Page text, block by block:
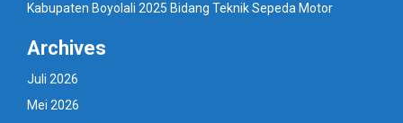
Kabupaten Boyolali 2025 Bidang Teknik Sepeda Motor
Archives
Juli 2026
Mei 2026